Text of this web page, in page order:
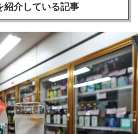
紹介している記事